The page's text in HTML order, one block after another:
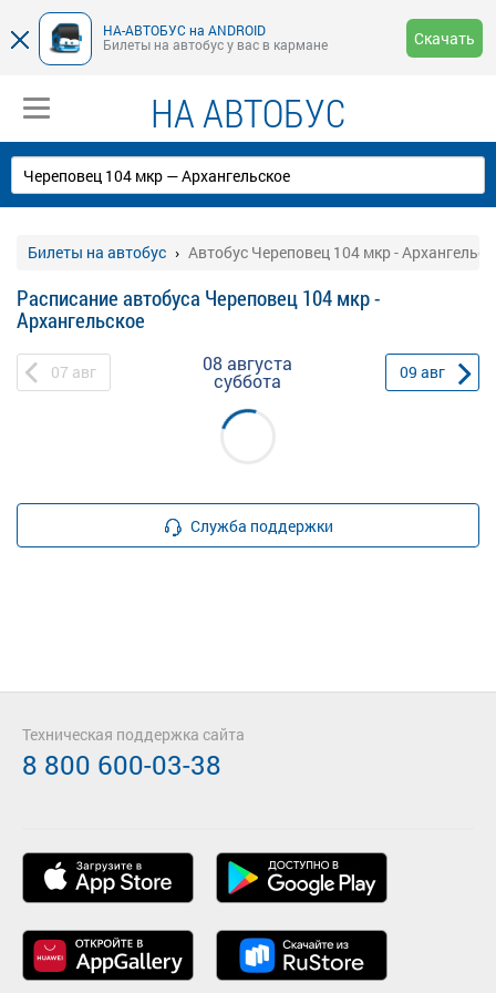
НА-АВТОБУС на ANDROID
Билеты на автобус у вас в кармане
Скачать
НА АВТОБУС
Билеты на автобус Автобус Череповец 104 мкр -
Расписание автобуса Череповец 104 мкр -
Архангельское
07 авг 08 августа
суббота 09 авг
Служба поддержки
Техническая поддержка сайта
8 800 600-03-38